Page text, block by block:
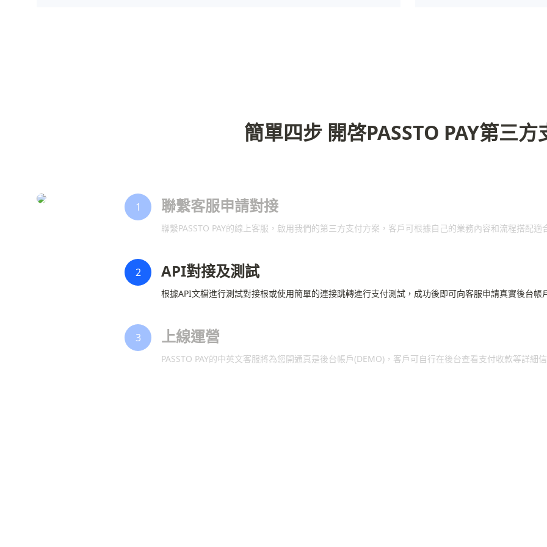
簡單四步 開啓PASSTO PAY第三方
1 聯繫客服申請對接
聯繫PASSTO PAY的線上客服，啟用我們的第三方支付方案，客戶可根據自己的業務內容和流程搭配適
2 API對接及測試
根據API文檔進行測試對接根或使用簡單的連接跳轉進行支付測試，成功後即可向客服申請真實後台帳
3 上線運營
PASSTO PAY的中英文客服將為您開通真是後台帳戶(DEMO)，客戶可自行在後台查看支付收款等詳細